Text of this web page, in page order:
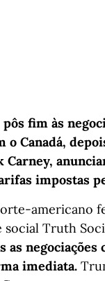
fim às
o Canadá,
impostas
americano
social Truth
as negociações
imediata.